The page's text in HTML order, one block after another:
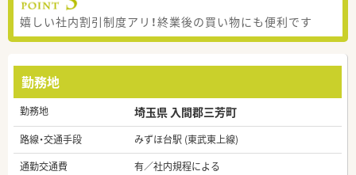
嬉しい社内割引制度アリ！終業後の買い物にも便利です
勤務地
勤務地 埼玉県 入間郡三芳町
路線・交通手段
みずほ台駅 (東武東上線)
通勤交通費
有／社内規程による